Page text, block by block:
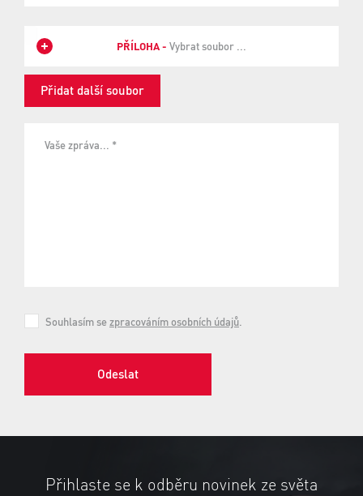
PŘÍLOHA - Vybrat soubor ...
Přidat další soubor
Vaše zpráva... *
Souhlasím sezpracováním osobních údajů.
Odeslat
Přihlaste se k odběru novinek ze světa